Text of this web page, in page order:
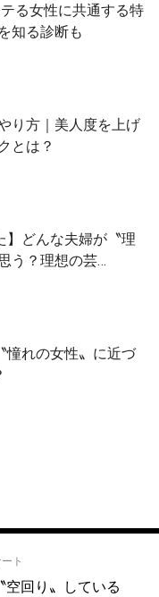
る女性に共通する特
知る診断も
り方｜美人度を上げ
とは？
】どんな夫婦が〝理
う？理想の芸…
憧れの女性〟に近づ
ト
空回り〟している